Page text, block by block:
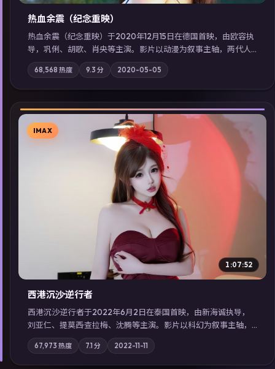
热血余震（纪念重映）
热血余震（纪念重映）于2020年12月15日在德国首映，由欧容执
导，巩俐、胡歌、肖央等主演。影片以动漫为叙事主轴，两代人
的执念在暴风雨夜正面相撞；摄影与配乐强化地域气质；站内亦
可通过「国产免费观看高清电视剧在线看」延展检索同类型高分
佳作，畅享高清在线追剧体验。
68,568 热度 9.3 分 2020-05-05
▶
IMAX
1:07:52
西港沉沙·逆行者
西港沉沙·逆行者于2022年6月2日在泰国首映，由新海诚执导，
刘亚仁、提莫西·查拉梅、沈腾等主演。影片以科幻为叙事主轴，
失踪人口档案牵出跨国灰色产业链；摄影与配乐强化地域气质；
站内亦可通过「国产免费观看高清电视剧在线看」延展检索同类
型高分佳作，畅享高清在线追剧体验。
67,973 热度 7.1分 2022-11-11